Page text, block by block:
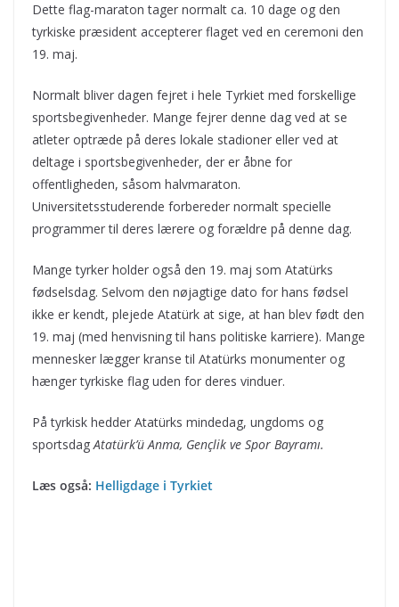
Dette flag-maraton tager normalt ca. 10 dage og den
tyrkiske præsident accepterer flaget ved en ceremoni den
19. maj.
Normalt bliver dagen fejret i hele Tyrkiet med forskellige
sportsbegivenheder. Mange fejrer denne dag ved at se
atleter optræde på deres lokale stadioner eller ved at
deltage i sportsbegivenheder, der er åbne for
offentligheden, såsom halvmaraton.
Universitetsstuderende forbereder normalt specielle
programmer til deres lærere og forældre på denne dag.
Mange tyrker holder også den 19. maj som Atatürks
fødselsdag. Selvom den nøjagtige dato for hans fødsel
ikke er kendt, plejede Atatürk at sige, at han blev født den
19. maj (med henvisning til hans politiske karriere). Mange
mennesker lægger kranse til Atatürks monumenter og
hænger tyrkiske flag uden for deres vinduer.
På tyrkisk hedder Atatürks mindedag, ungdoms og
sportsdagAtatürk’ü Anma, Gençlik ve Spor Bayramı.
Læs også: Helligdage i Tyrkiet